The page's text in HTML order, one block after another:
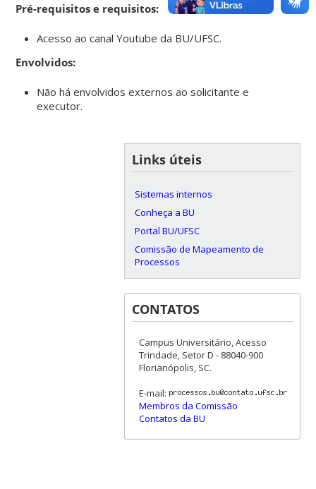
Pré-requisitos e requisitos:
Acesso ao canal Youtube da BU/UFSC.
Envolvidos:
Não há envolvidos externos ao solicitante e
executor.
Links úteis
Sistemas internos
Conheça a BU
Portal BU/UFSC
Comissão de Mapeamento de
Processos
CONTATOS
Campus Universitário, Acesso
Trindade, Setor D - 88040-900
Florianópolis, SC.
E-mail:
Membros da Comissão
Contatos da BU